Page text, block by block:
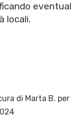
locali.
di Marta B.